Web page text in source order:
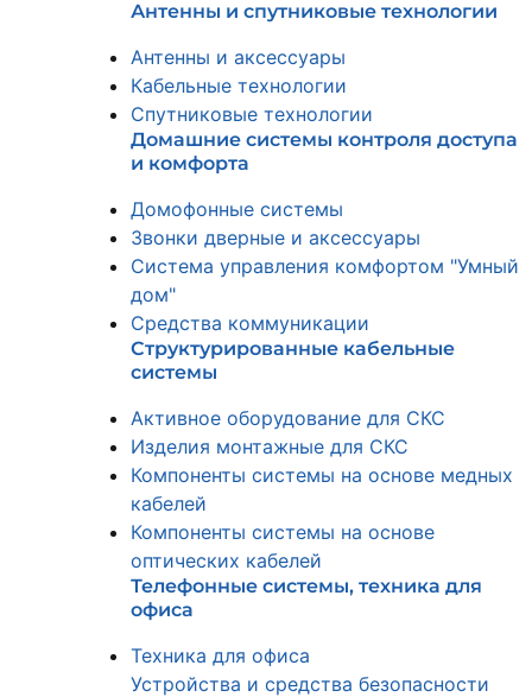
Антенны и спутниковые технологии
Антенны и аксессуары
Кабельные технологии
Спутниковые технологии
Домашние системы контроля доступа
и комфорта
Домофонные системы
Звонки дверные и аксессуары
Система управления комфортом "Умный
дом"
Средства коммуникации
Структурированные кабельные
системы
Активное оборудование для СКС
Изделия монтажные для СКС
Компоненты системы на основе медных
кабелей
Компоненты системы на основе
оптических кабелей
Телефонные системы, техника для
офиса
Техника для офиса
Устройства и средства безопасности